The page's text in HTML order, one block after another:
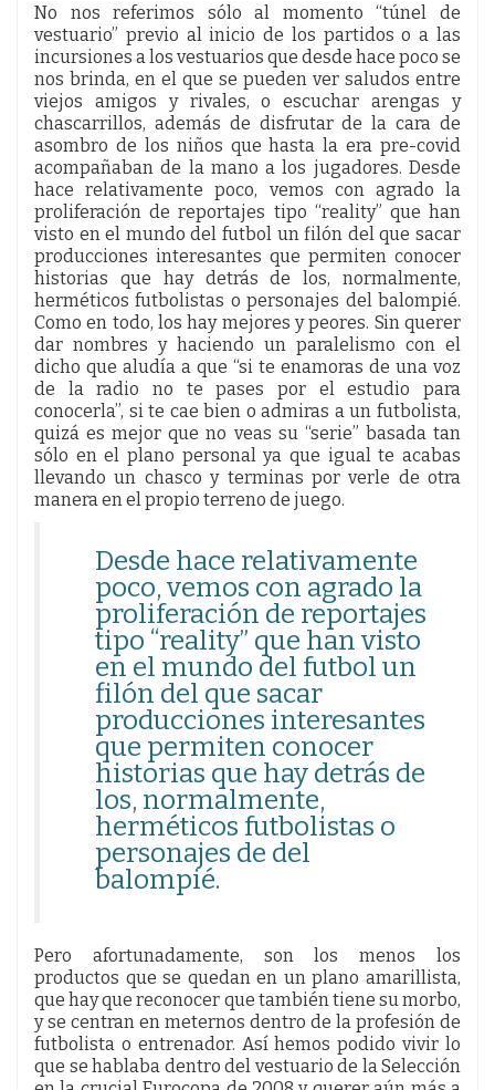
No nos referimos sólo al momento “túnel de
vestuario” previo al inicio de los partidos o a las
incursiones a los vestuarios que desde hace poco se
nos brinda, en el que se pueden ver saludos entre
viejos amigos y rivales, o escuchar arengas y
chascarrillos, además de disfrutar de la cara de
asombro de los niños que hasta la era pre-covid
acompañaban de la mano a los jugadores. Desde
hace relativamente poco, vemos con agrado la
proliferación de reportajes tipo “reality” que han
visto en el mundo del futbol un filón del que sacar
producciones interesantes que permiten conocer
historias que hay detrás de los, normalmente,
herméticos futbolistas o personajes del balompié.
Como en todo, los hay mejores y peores. Sin querer
dar nombres y haciendo un paralelismo con el
dicho que aludía a que “si te enamoras de una voz
de la radio no te pases por el estudio para
conocerla”, si te cae bien o admiras a un futbolista,
quizá es mejor que no veas su “serie” basada tan
sólo en el plano personal ya que igual te acabas
llevando un chasco y terminas por verle de otra
manera en el propio terreno de juego.
Desde hace relativamente
poco, vemos con agrado la
proliferación de reportajes
tipo “reality” que han visto
en el mundo del futbol un
filón del que sacar
producciones interesantes
que permiten conocer
historias que hay detrás de
los, normalmente,
herméticos futbolistas o
personajes de del
balompié.
Pero afortunadamente, son los menos los
productos que se quedan en un plano amarillista,
que hay que reconocer que también tiene su morbo,
y se centran en meternos dentro de la profesión de
futbolista o entrenador. Así hemos podido vivir lo
que se hablaba dentro del vestuario de la Selección